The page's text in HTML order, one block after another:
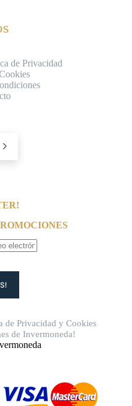
de Privacidad
de Privacidad yCookies
de Invermoneda!